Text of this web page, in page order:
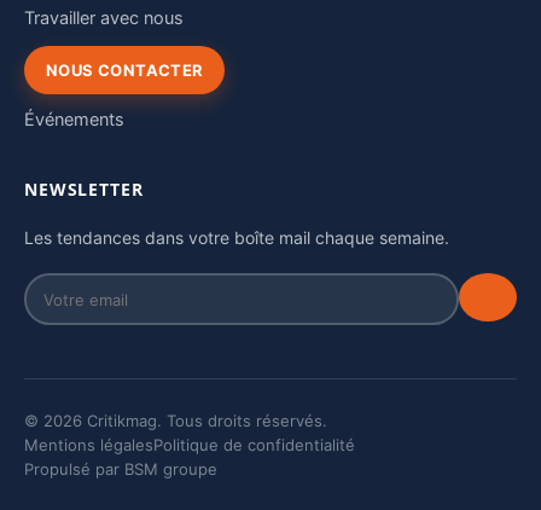
Travailler avec nous
NOUS CONTACTER
Événements
NEWSLETTER
Les tendances dans votre boîte mail chaque semaine.
© 2026 Critikmag. Tous droits réservés.
Mentions légalesPolitique de confidentialité
Propulsé par BSM groupe